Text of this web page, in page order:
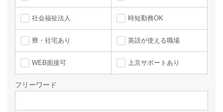
社会福祉法人 時短勤務OK
寮・社宅あり 英語が使える職場
WEB面接可 上京サポートあり
フリーワード